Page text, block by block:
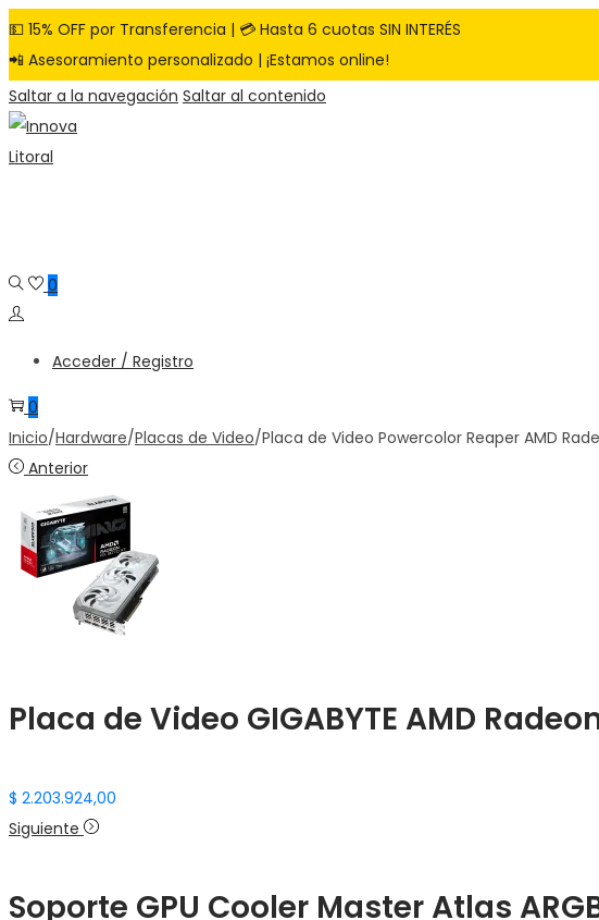
💵 15% OFF por Transferencia | 💳 Hasta 6 cuotas SIN INTERÉS
📲 Asesoramiento personalizado | ¡Estamos online!
Saltar a la navegación Saltar al contenido
0
Acceder / Registro
0
Inicio/Hardware/Placas de Video/Placa de Video Powercolor Reaper AMD
Anterior
Placa de Video GIGABYTE AMD
$ 2.203.924,00
Siguiente
Soporte GPU Cooler Master Atlas